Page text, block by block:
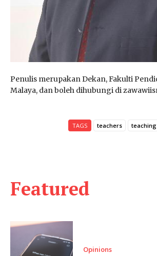
Featured
Opinions
Penulis merupakan Dekan, Fakulti
Malaya, dan boleh dihubungi di
TAGS teachers teaching